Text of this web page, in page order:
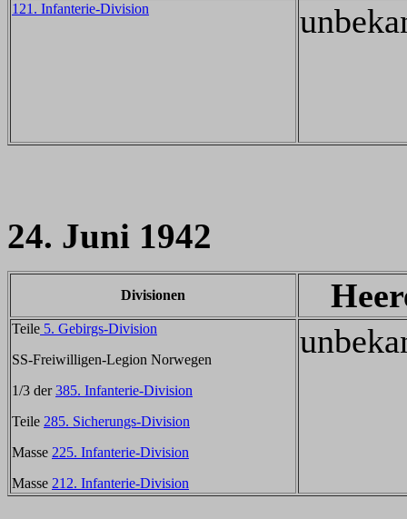
121. Infanterie-Division
24. Juni 1942
Divisionen
Teile 5. Gebirgs-Division
SS-Freiwilligen-Legion Norwegen
1/3 der385. Infanterie-Division
Teile 285. Sicherungs-Division
Masse 225. Infanterie-Division
Masse 212. Infanterie-Division